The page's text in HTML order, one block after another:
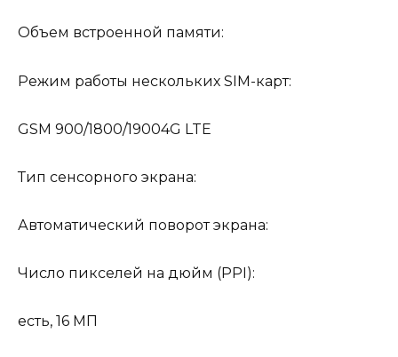
Объем встроенной памяти:
Режим работы нескольких SIM-карт:
GSM 900/1800/19004G LTE
Тип сенсорного экрана:
Автоматический поворот экрана:
Число пикселей на дюйм (PPI):
есть, 16 МП